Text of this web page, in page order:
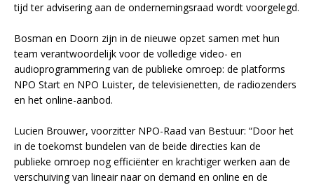
tijd ter advisering aan de ondernemingsraad wordt voorgelegd.
Bosman en Doorn zijn in de nieuwe opzet samen met hun
team verantwoordelijk voor de volledige video- en
audioprogrammering van de publieke omroep: de platforms
NPO Start en NPO Luister, de televisienetten, de radiozenders
en het online-aanbod.
Lucien Brouwer, voorzitter NPO-Raad van Bestuur: “Door het
in de toekomst bundelen van de beide directies kan de
publieke omroep nog efficiënter en krachtiger werken aan de
verschuiving van lineair naar on demand en online en de